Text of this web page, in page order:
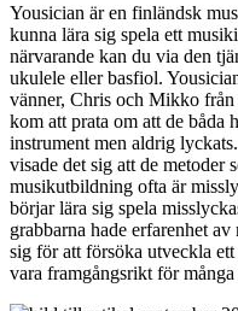
Yousician är en finländsk
kunna lära sig spela ett
närvarande kan du via den
ukulele eller basfiol.
vänner, Chris och Mikko
kom att prata om att de båda
instrument men aldrig
visade det sig att de metoder
musikutbildning ofta är
börjar lära sig spela
grabbarna hade erfarenhet
sig för att försöka utveckla
vara framgångsrikt för många